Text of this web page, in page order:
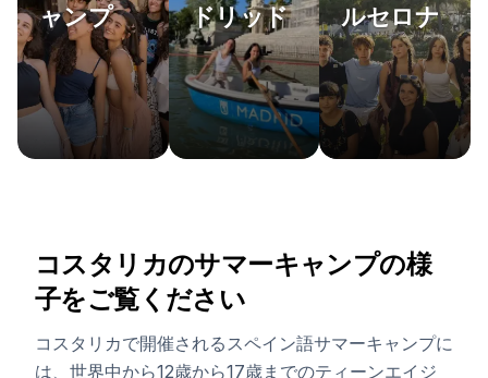
ャンプ
ドリッド
ルセロナ
コスタリカのサマーキャンプの様
子をご覧ください
コスタリカで開催されるスペイン語サマーキャンプに
は、世界中から12歳から17歳までのティーンエイジ